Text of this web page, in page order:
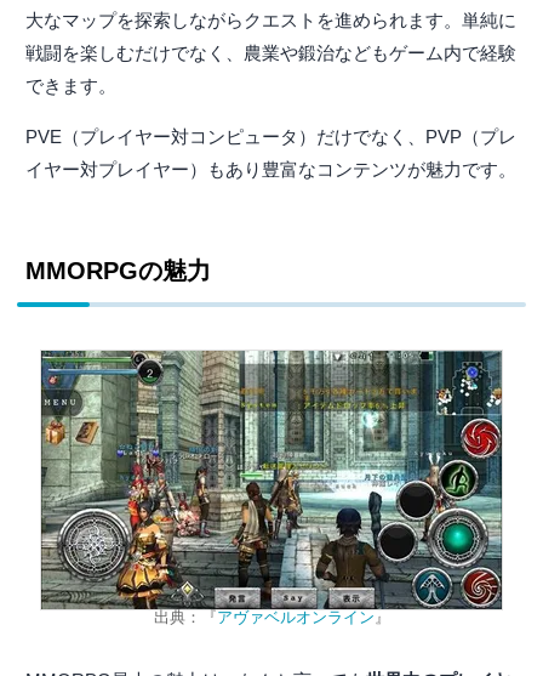
大なマップを探索しながらクエストを進められます。単純に
戦闘を楽しむだけでなく、農業や鍛治などもゲーム内で経験
できます。
PVE（プレイヤー対コンピュータ）だけでなく、PVP（プレ
イヤー対プレイヤー）もあり豊富なコンテンツが魅力です。
MMORPGの魅力
出典：『アヴァベルオンライン 』